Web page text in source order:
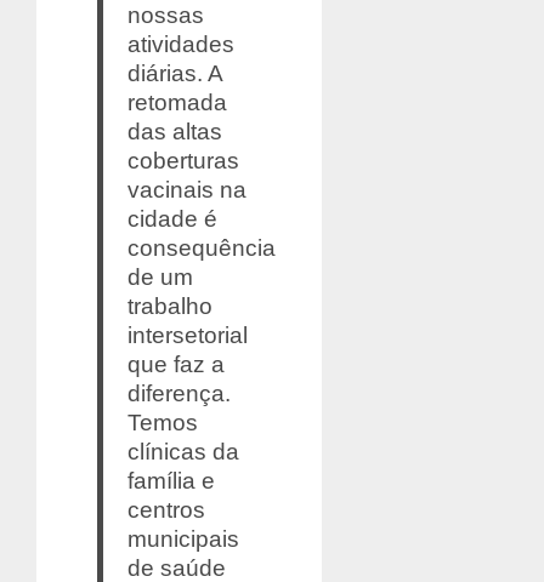
nossas
atividades
diárias. A
retomada
das altas
coberturas
vacinais na
cidade é
consequência
de um
trabalho
intersetorial
que faz a
diferença.
Temos
clínicas da
família e
centros
municipais
de saúde